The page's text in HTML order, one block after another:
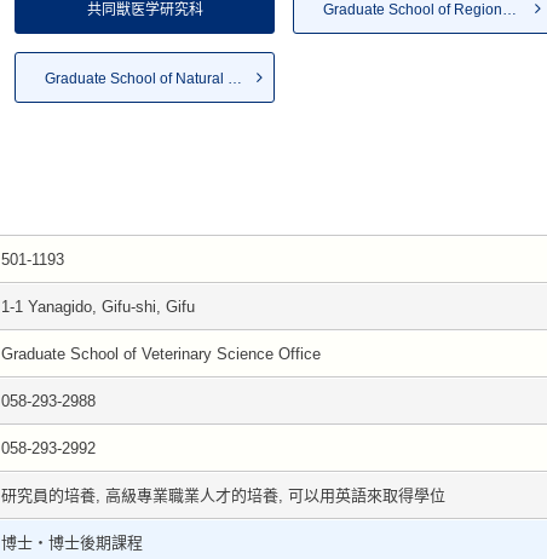
共同獣医学研究科
Graduate School of Natural Sc...
501-1193
1-1 Yanagido, Gifu-shi, Gifu
Graduate School of Veterinary Science Office
058-293-2988
058-293-2992
研究員的培養, 高級專業職業人才的培養, 可以用英語來取得學位
博士・博士後期課程